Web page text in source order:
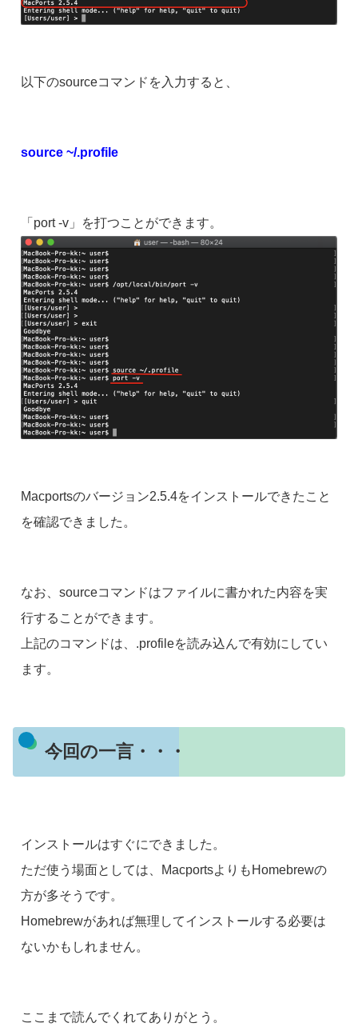
以下のsourceコマンドを入力すると、
source ~/.profile
「port -v」を打つことができます。
Macportsのバージョン2.5.4をインストールできたこと
を確認できました。
なお、sourceコマンドはファイルに書かれた内容を実
行することができます。
上記のコマンドは、.profileを読み込んで有効にしてい
ます。
今回の一言・・・
インストールはすぐにできました。
ただ使う場面としては、MacportsよりもHomebrewの
方が多そうです。
Homebrewがあれば無理してインストールする必要は
ないかもしれません。
ここまで読んでくれてありがとう。